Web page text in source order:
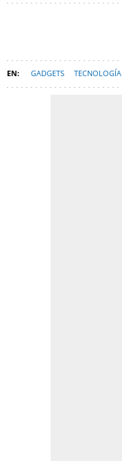
GADGETS TECNOLOGÍA